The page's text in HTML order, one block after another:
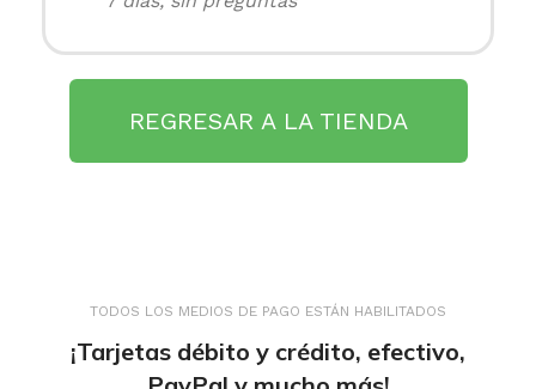
REGRESAR A LA TIENDA
TODOS LOS MEDIOS DE PAGO ESTÁN HABILITADOS
¡Tarjetas débito y crédito, efectivo,